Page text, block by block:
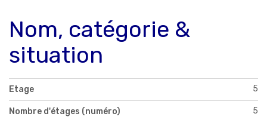
Nom, catégorie &
situation
Etage 5
Nombre d'étages (numéro) 5